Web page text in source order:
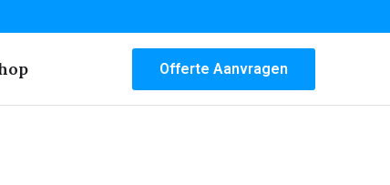
Offerte Aanvragen